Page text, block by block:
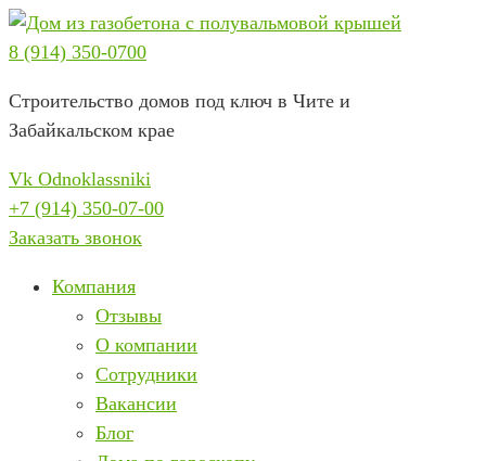
Перейти
к
8 (914) 350-0700
Строительство домов под ключ в Чите и
Забайкальском крае
Vk Odnoklassniki
+7 (914) 350-07-00
Заказать звонок
Компания
Отзывы
О компании
Сотрудники
Вакансии
Блог